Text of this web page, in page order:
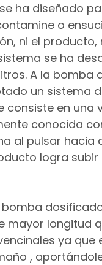
ha diseñado
o
ni el
se ha
A la bomba
un sistema
consiste en una
conocida
al pulsar hacia
logra subir
bomba
mayor longitud
ya que
,